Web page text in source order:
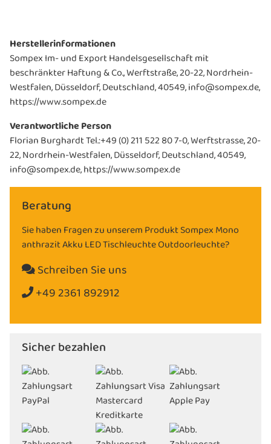
Herstellerinformationen
Sompex Im- und Export Handelsgesellschaft mit
beschränkter Haftung & Co., Werftstraße, 20-22, Nordrhein-
Westfalen, Düsseldorf, Deutschland, 40549, info@sompex.de,
https://www.sompex.de
Verantwortliche Person
Florian Burghardt Tel.:+49 (0) 211 522 80 7-0, Werftstrasse, 20-
22, Nordrhein-Westfalen, Düsseldorf, Deutschland, 40549,
info@sompex.de, https://www.sompex.de
Beratung
Sie haben Fragen zu unserem Produkt Sompex Mono
anthrazit Akku LED Tischleuchte Outdoorleuchte?
Schreiben Sie uns
+49 2361 892912
Sicher bezahlen